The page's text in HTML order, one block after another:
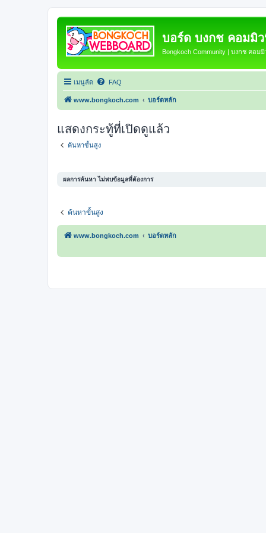
บอร์ด บงกช คอมมิ
Bongkoch Community | บงกช คอม
เมนูลัด FAQ
www.bongkoch.com บอร์ดหลัก
แสดงกระทู้ที่เปิดดูแล้ว
ค้นหาขั้นสูง
ผลการค้นหา ไม่พบข้อมูลที่ต้องการ
ค้นหาขั้นสูง
www.bongkoch.com บอร์ดหลัก